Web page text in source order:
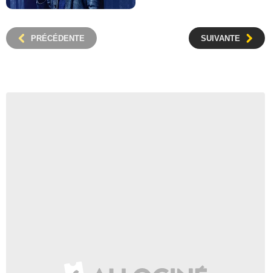
PRÉCÉDENTE SUIVANTE